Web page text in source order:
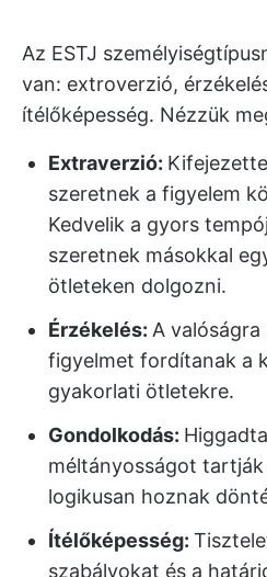
Az ESTJ
van: extroverzió,
ítélőképesség. Nézzük
Extraverzió:
szeretnek a figyelem
Kedvelik a gyors
szeretnek másokkal
ötleteken dolgozni.
Érzékelés: A
figyelmet fordítanak a
gyakorlati ötletekre.
Gondolkodás:
méltányosságot
logikusan hoznak
Ítélőképesség:
szabályokat és a